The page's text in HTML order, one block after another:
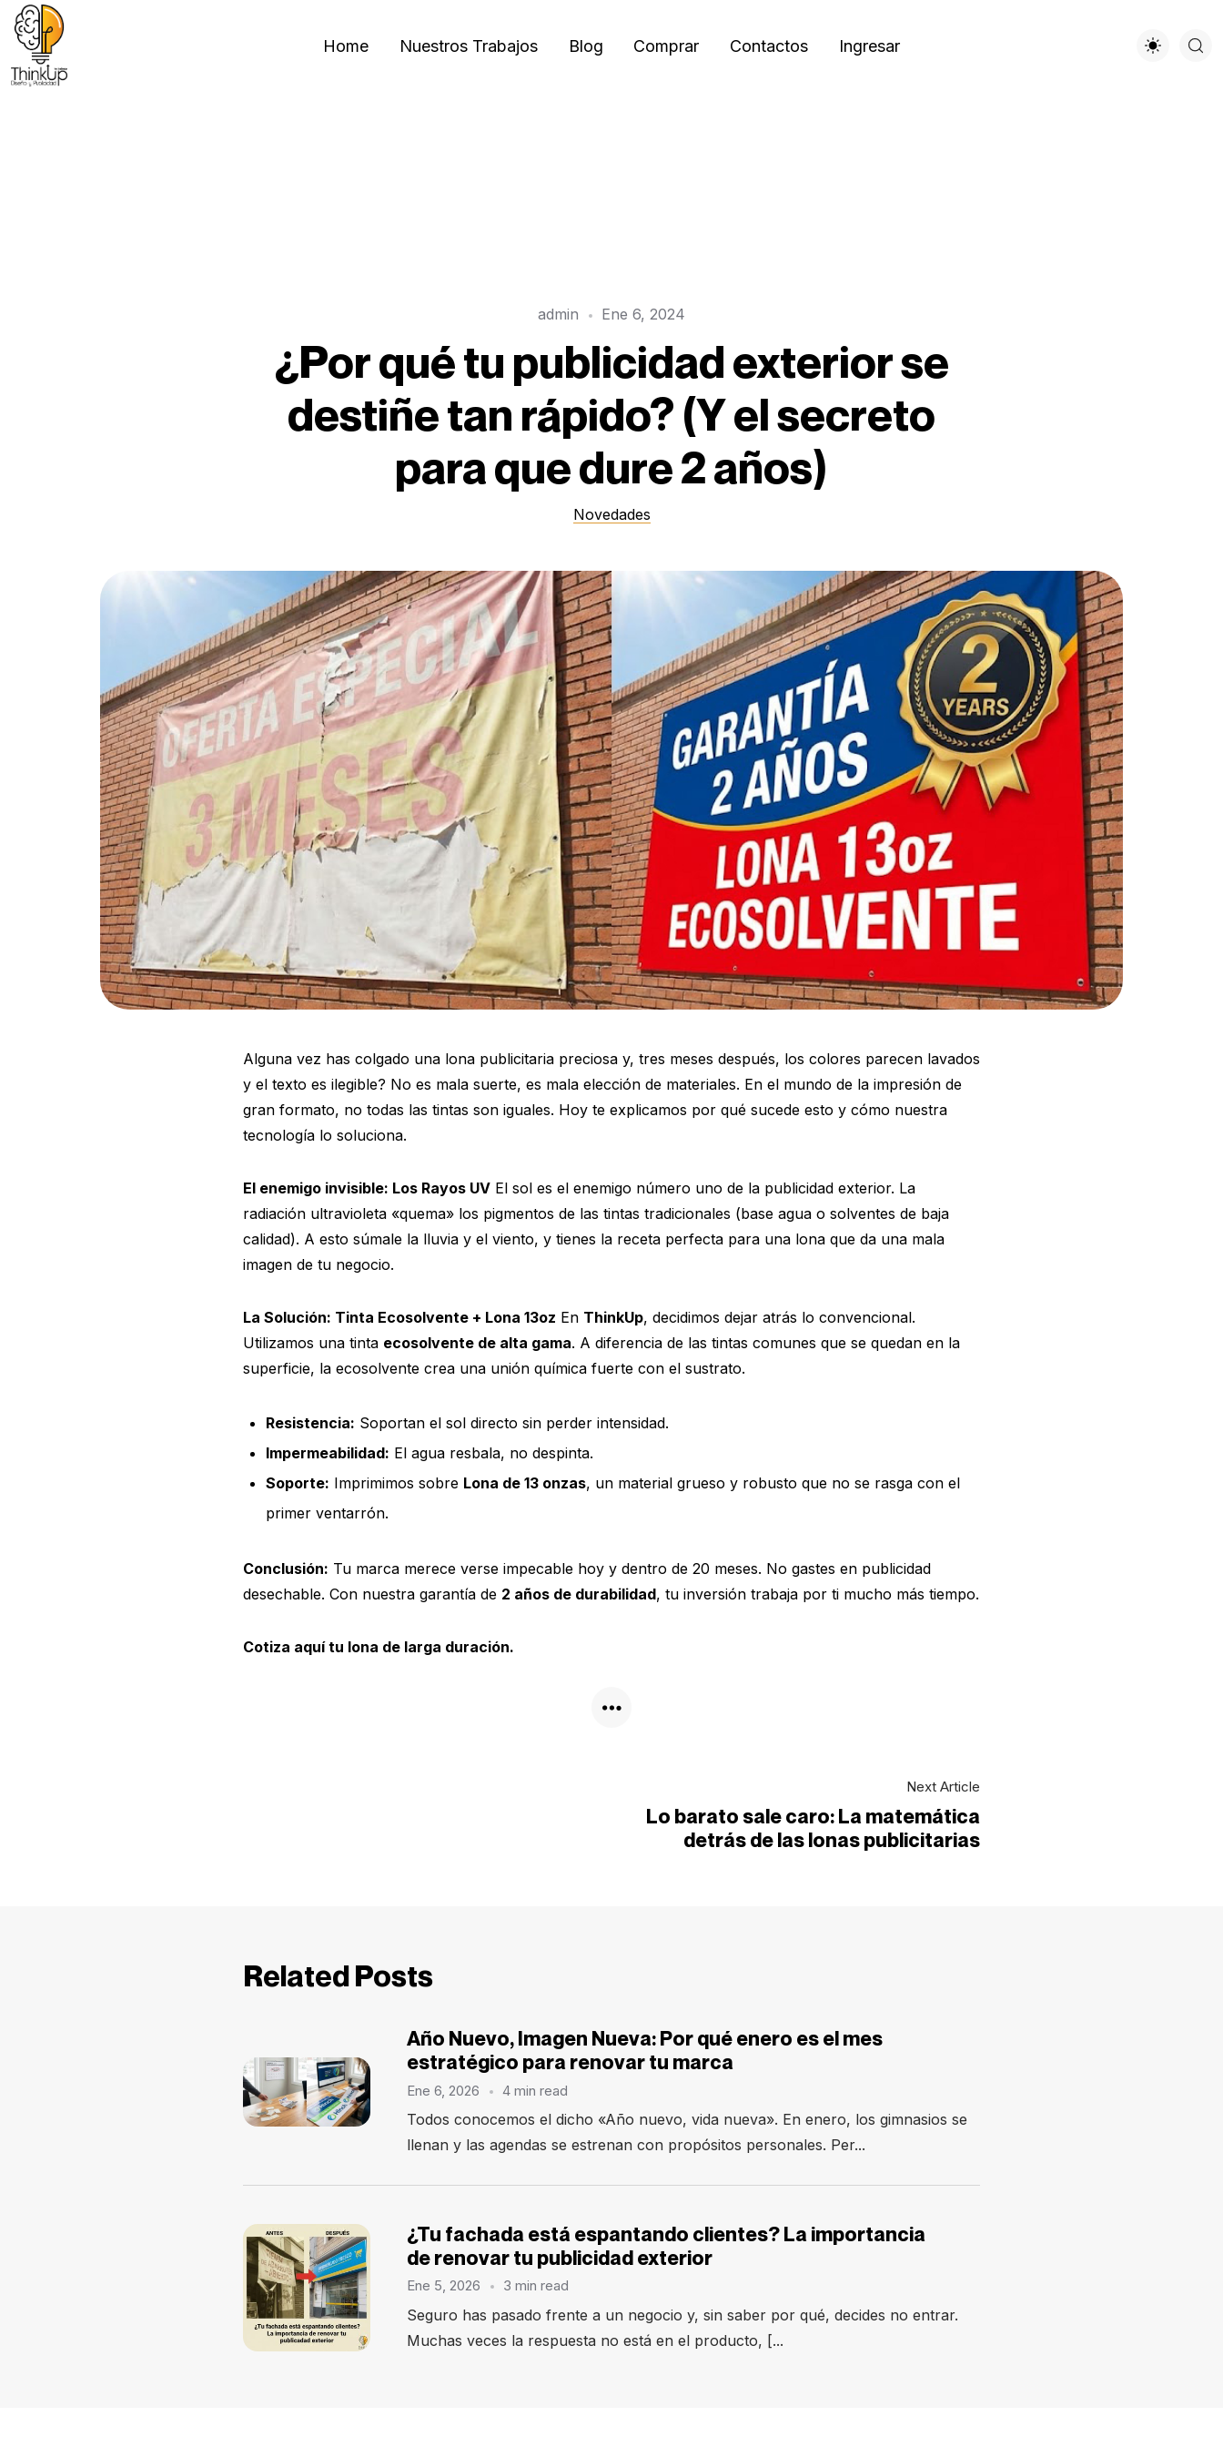
Home Nuestros Trabajos Blog Comprar Contactos Ingresar
admin Ene 6, 2024
¿Por qué tu publicidad exterior se
destiñe tan rápido? (Y el secreto
para que dure 2 años)
Novedades
Alguna vez has colgado una lona publicitaria preciosa y, tres meses después, los colores parecen lavados
y el texto es ilegible? No es mala suerte, es mala elección de materiales. En el mundo de la impresión de
gran formato, no todas las tintas son iguales. Hoy te explicamos por qué sucede esto y cómo nuestra
tecnología lo soluciona.
El enemigo invisible: Los Rayos UV El sol es el enemigo número uno de la publicidad exterior. La
radiación ultravioleta «quema» los pigmentos de las tintas tradicionales (base agua o solventes de baja
calidad). A esto súmale la lluvia y el viento, y tienes la receta perfecta para una lona que da una mala
imagen de tu negocio.
La Solución: Tinta Ecosolvente + Lona 13oz En ThinkUp, decidimos dejar atrás lo convencional.
Utilizamos una tinta ecosolvente de alta gama. A diferencia de las tintas comunes que se quedan en la
superficie, la ecosolvente crea una unión química fuerte con el sustrato.
Resistencia: Soportan el sol directo sin perder intensidad.
Impermeabilidad: El agua resbala, no despinta.
Soporte: Imprimimos sobre Lona de 13 onzas, un material grueso y robusto que no se rasga con el
primer ventarrón.
Conclusión: Tu marca merece verse impecable hoy y dentro de 20 meses. No gastes en publicidad
desechable. Con nuestra garantía de 2 años de durabilidad, tu inversión trabaja por ti mucho más tiempo.
Cotiza aquí tu lona de larga duración.
Next Article
Lo barato sale caro: La matemática
detrás de las lonas publicitarias
Related Posts
Año Nuevo, Imagen Nueva: Por qué enero es el mes
estratégico para renovar tu marca
Ene 6, 2026 4 min read
Todos conocemos el dicho «Año nuevo, vida nueva». En enero, los gimnasios se
llenan y las agendas se estrenan con propósitos personales. Per...
¿Tu fachada está espantando clientes? La importancia
de renovar tu publicidad exterior
Ene 5, 2026 3 min read
Seguro has pasado frente a un negocio y, sin saber por qué, decides no entrar.
Muchas veces la respuesta no está en el producto, [...